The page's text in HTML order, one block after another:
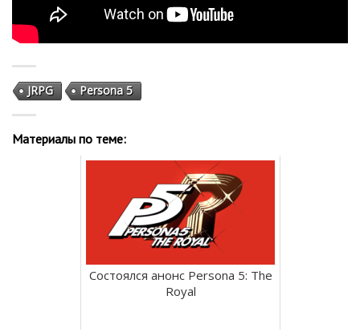
JRPG Persona 5
Материалы по теме:
Состоялся анонс Persona 5: The
Royal